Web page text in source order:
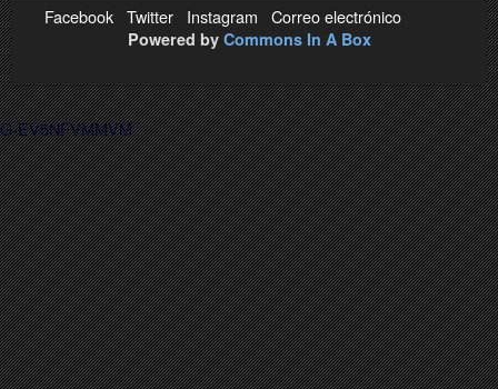
Facebook Twitter Instagram Correo electrónico
Powered by Commons In A Box
G-EV5NFVMMVM